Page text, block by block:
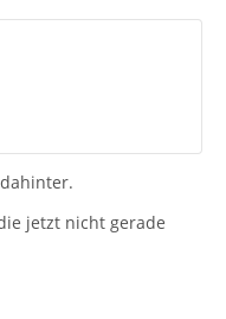
jetzt nicht gerade